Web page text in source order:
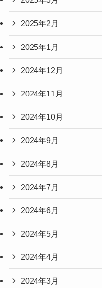
2025年2月
2025年1月
2024年12月
2024年11月
2024年10月
2024年9月
2024年8月
2024年7月
2024年6月
2024年5月
2024年4月
2024年3月